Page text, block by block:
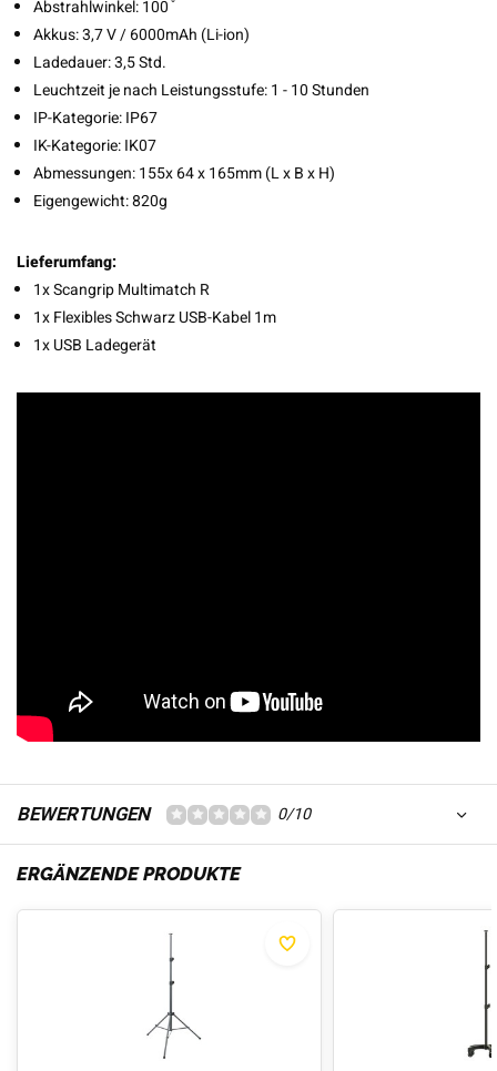
Abstrahlwinkel: 100 ̊
Akkus: 3,7 V / 6000mAh (Li-ion)
Ladedauer: 3,5 Std.
Leuchtzeit je nach Leistungsstufe: 1 - 10 Stunden
IP-Kategorie: IP67
IK-Kategorie: IK07
Abmessungen: 155x 64 x 165mm (L x B x H)
Eigengewicht: 820g
Lieferumfang:
1x Scangrip Multimatch R
1x Flexibles Schwarz USB-Kabel 1m
1x USB Ladegerät
BEWERTUNGEN 0/10
ERGÄNZENDE PRODUKTE